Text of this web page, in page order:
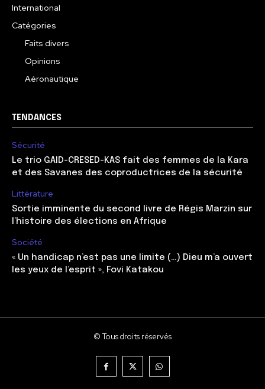
International
Catégories
Faits divers
Opinions
Aéronautique
TENDANCES
Sécurité
Le trio GAID-CRESED-KAS fait des femmes de la Kara
et des Savanes des coproductrices de la sécurité
Littérature
Sortie imminente du second livre de Régis Marzin sur
l’histoire des élections en Afrique
Société
« Un handicap n’est pas une limite (…) Dieu m’a ouvert
les yeux de l’esprit », Fovi Katakou
© Tous droits réservés